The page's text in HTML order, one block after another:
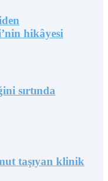
hikâyesi
sırtında
taşıyan klinik